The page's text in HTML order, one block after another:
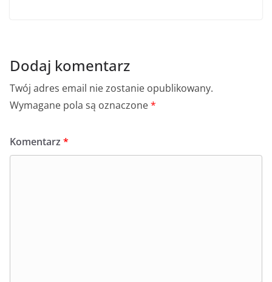
Dodaj komentarz
Twój adres email nie zostanie opublikowany.
Wymagane pola są oznaczone*
Komentarz *